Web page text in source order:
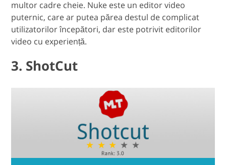
multor cadre cheie. Nuke este un editor video
puternic, care ar putea părea destul de complicat
utilizatorilor începători, dar este potrivit editorilor
video cu experiență.
3. ShotCut